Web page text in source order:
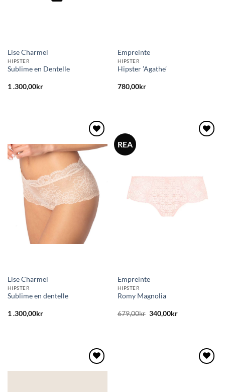
Lise Charmel
HIPSTER
Sublime en Dentelle
1 .300,00kr
Empreinte
HIPSTER
Hipster ’Agathe’
780,00kr
till i
önskelistan
Lise Charmel
HIPSTER
Sublime en dentelle
1 .300,00kr
REA
Empreinte
HIPSTER
Romy Magnolia
679,00kr Det
ursprungliga
340,00krDet